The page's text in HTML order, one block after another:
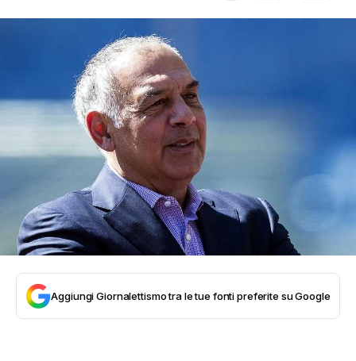
Aggiungi Giornalettismo tra le tue fonti preferite su Google